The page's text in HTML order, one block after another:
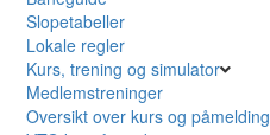
Slopetabeller
Lokale regler
Kurs, trening og simulator
Medlemstreninger
Oversikt over kurs og påmelding